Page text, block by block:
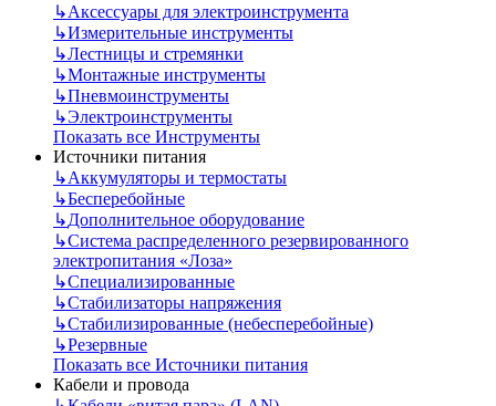
↳Аксессуары для электроинструмента
↳Измерительные инструменты
↳Лестницы и стремянки
↳Монтажные инструменты
↳Пневмоинструменты
↳Электроинструменты
Показать все Инструменты
Источники питания
↳Аккумуляторы и термостаты
↳Бесперебойные
↳Дополнительное оборудование
↳Система распределенного резервированного
электропитания «Лоза»
↳Специализированные
↳Стабилизаторы напряжения
↳Стабилизированные (небесперебойные)
↳Резервные
Показать все Источники питания
Кабели и провода